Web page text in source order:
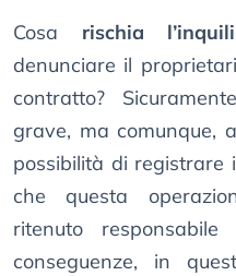
Cosa rischia
denunciare il
contratto?
grave, ma comunque,
possibilità di registrare
che questa
ritenuto
conseguenze, in